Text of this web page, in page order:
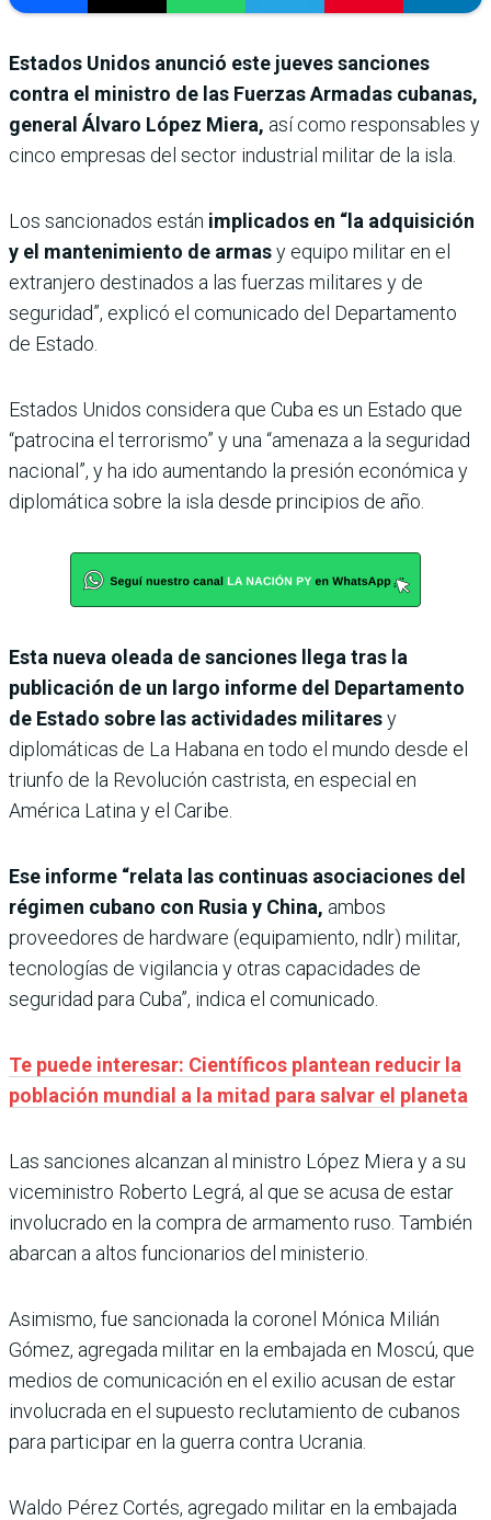
Estados Unidos anunció este jueves sanciones
contra el ministro de las Fuerzas Armadas cubanas,
general Álvaro López Miera, así como responsables y
cinco empresas del sector industrial militar de la isla.
Los sancionados están implicados en “la adquisición
y el mantenimiento de armasy equipo militar en el
extranjero destinados a las fuerzas militares y de
seguridad”, explicó el comunicado del Departamento
de Estado.
Estados Unidos considera que Cuba es un Estado que
“patrocina el terrorismo” y una “amenaza a la seguridad
nacional”, y ha ido aumentando la presión económica y
diplomática sobre la isla desde principios de año.
Esta nueva oleada de sanciones llega tras la
publicación de un largo informe del Departamento
de Estado sobre las actividades militaresy
diplomáticas de La Habana en todo el mundo desde el
triunfo de la Revolución castrista, en especial en
América Latina y el Caribe.
Ese informe “relata las continuas asociaciones del
régimen cubano con Rusia y China, ambos
proveedores de hardware (equipamiento, ndlr) militar,
tecnologías de vigilancia y otras capacidades de
seguridad para Cuba”, indica el comunicado.
Te puede interesar: Científicos plantean reducir la
población mundial a la mitad para salvar el planeta
Las sanciones alcanzan al ministro López Miera y a su
viceministro Roberto Legrá, al que se acusa de estar
involucrado en la compra de armamento ruso. También
abarcan a altos funcionarios del ministerio.
Asimismo, fue sancionada la coronel Mónica Milián
Gómez, agregada militar en la embajada en Moscú, que
medios de comunicación en el exilio acusan de estar
involucrada en el supuesto reclutamiento de cubanos
para participar en la guerra contra Ucrania.
Waldo Pérez Cortés, agregado militar en la embajada